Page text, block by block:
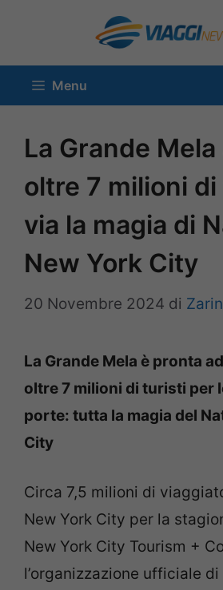
contenuto
Menu
La Grande
oltre 7 milioni
via la magia di
New York City
20 Novembre 2024 di
La Grande Mela è pronta
oltre 7 milioni di turisti per
porte: tutta la magia del
City
Circa 7,5 milioni di
New York City per la
New York City Tourism +
l’organizzazione ufficiale